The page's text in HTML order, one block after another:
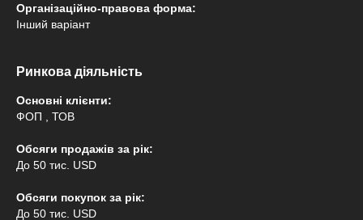
Організаційно-правова форма:
Інший варіант
Ринкова діяльність
Основні клієнти:
ФОП , ТОВ
Обсяги продажів за рік:
До 50 тис. USD
Обсяги покупок за рік:
До 50 тис. USD